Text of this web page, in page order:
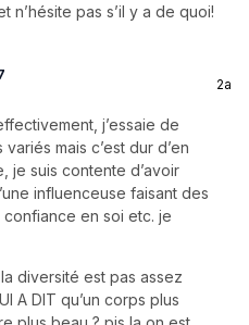
n’hésite pas s’il y a de quoi!
2a
j’essaie de
mais c’est dur d’en
je suis contente d’avoir
influenceuse faisant des
en soi etc. je
diversité est pas assez
A DIT qu’un corps plus